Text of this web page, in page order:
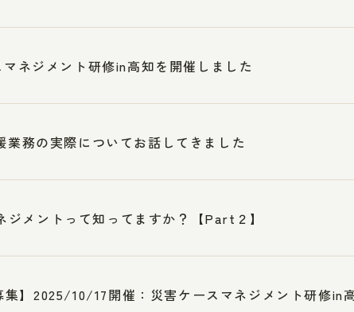
ネジメント研修in高知を開催しました
務の実際についてお話してきました
メントって知ってますか？【Part２】
集】2025/10/17開催：災害ケースマネジメント研修in